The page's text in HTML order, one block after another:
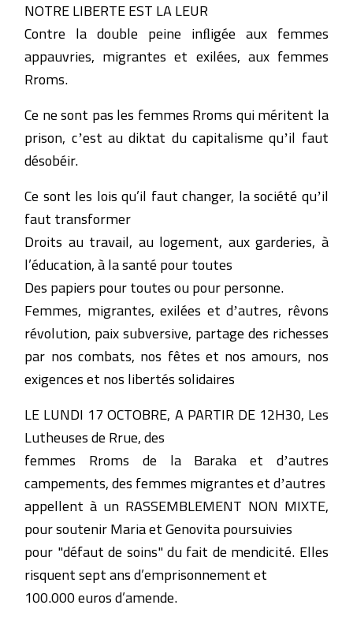
NOTRE LIBERTE EST LA LEUR
Contre la double peine inﬂigée aux femmes
appauvries, migrantes et exilées, aux femmes
Rroms.
Ce ne sont pas les femmes Rroms qui méritent la
prison, cʼest au diktat du capitalisme quʼil faut
désobéir.
Ce sont les lois qu’il faut changer, la société quʼil
faut transformer
Droits au travail, au logement, aux garderies, à
l’éducation, à la santé pour toutes
Des papiers pour toutes ou pour personne.
Femmes, migrantes, exilées et dʼautres, rêvons
révolution, paix subversive, partage des richesses
par nos combats, nos fêtes et nos amours, nos
exigences et nos libertés solidaires
LE LUNDI 17 OCTOBRE, A PARTIR DE 12H30, Les
Lutheuses de Rrue, des
femmes Rroms de la Baraka et dʼautres
campements, des femmes migrantes et dʼautres
appellent à un RASSEMBLEMENT NON MIXTE,
pour soutenir Maria et Genovita poursuivies
pour "défaut de soins" du fait de mendicité. Elles
risquent sept ans d’emprisonnement et
100.000 euros d’amende.